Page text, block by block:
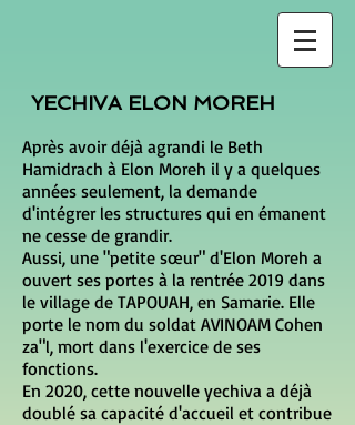
YECHIVA ELON MOREH
Après avoir déjà agrandi le Beth
Hamidrach à Elon Moreh il y a quelques
années seulement, la demande
d'intégrer les structures qui en émanent
ne cesse de grandir.
Aussi, une "petite sœur" d'Elon Moreh a
ouvert ses portes à la rentrée 2019 dans
le village de TAPOUAH, en Samarie. Elle
porte le nom du soldat AVINOAM Cohen
za"l, mort dans l'exercice de ses
fonctions.
En 2020, cette nouvelle yechiva a déjà
doublé sa capacité d'accueil et contribue